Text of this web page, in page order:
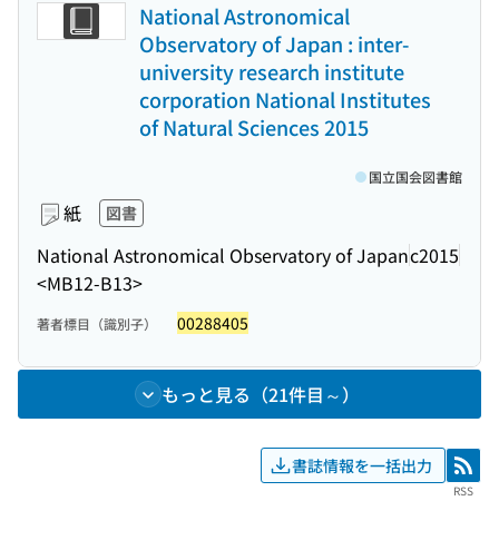
National Astronomical
Observatory of Japan : inter-
university research institute
corporation National Institutes
of Natural Sciences 2015
紙 図書
National Astronomical Observatory of Japanc2015
<MB12-B13>
国立国会図書館
著者標目（識別子） 00288405
もっと見る（21件目～）
書誌情報を一括出力 RSS
RSS